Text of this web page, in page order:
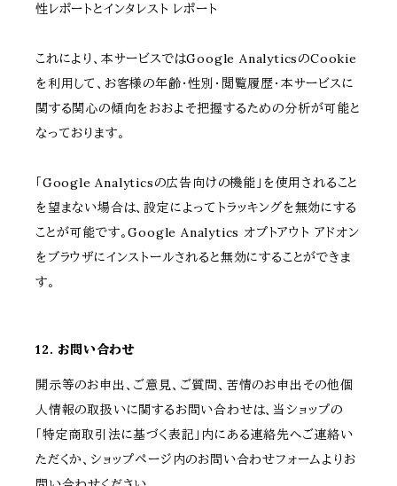
性レポートとインタレスト レポート
これにより、本サービスではGoogle AnalyticsのCookie
を利用して、お客様の年齢・性別・閲覧履歴・本サービスに
関する関心の傾向をおおよそ把握するための分析が可能と
なっております。
「Google Analyticsの広告向けの機能」を使用されること
を望まない場合は、設定によってトラッキングを無効にする
ことが可能です。Google Analytics オプトアウト アドオン
をブラウザにインストールされると無効にすることができま
す。
12. お問い合わせ
開示等のお申出、ご意見、ご質問、苦情のお申出その他個
人情報の取扱いに関するお問い合わせは、当ショップの
「特定商取引法に基づく表記」内にある連絡先へご連絡い
ただくか、ショップページ内のお問い合わせフォームよりお